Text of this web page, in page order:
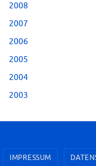
2008
2007
2006
2005
2004
2003
IMPRESSUM